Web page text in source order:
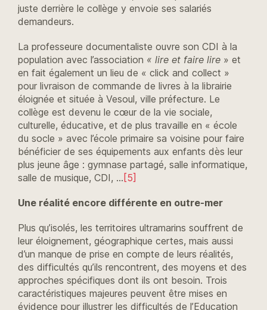
juste derrière le collège y envoie ses salariés
demandeurs.
La professeure documentaliste ouvre son CDI à la
population avec l’association « lire et faire lire » et
en fait également un lieu de « click and collect »
pour livraison de commande de livres à la librairie
éloignée et située à Vesoul, ville préfecture. Le
collège est devenu le cœur de la vie sociale,
culturelle, éducative, et de plus travaille en « école
du socle » avec l’école primaire sa voisine pour faire
bénéficier de ses équipements aux enfants dès leur
plus jeune âge : gymnase partagé, salle informatique,
salle de musique, CDI, … [5]
Une réalité encore différente en outre-mer
Plus qu’isolés, les territoires ultramarins souffrent de
leur éloignement, géographique certes, mais aussi
d’un manque de prise en compte de leurs réalités,
des difficultés qu’ils rencontrent, des moyens et des
approches spécifiques dont ils ont besoin. Trois
caractéristiques majeures peuvent être mises en
évidence pour illustrer les difficultés de l’Education